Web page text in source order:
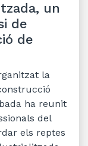
un
de
de
la
ha reunit
del
els reptes